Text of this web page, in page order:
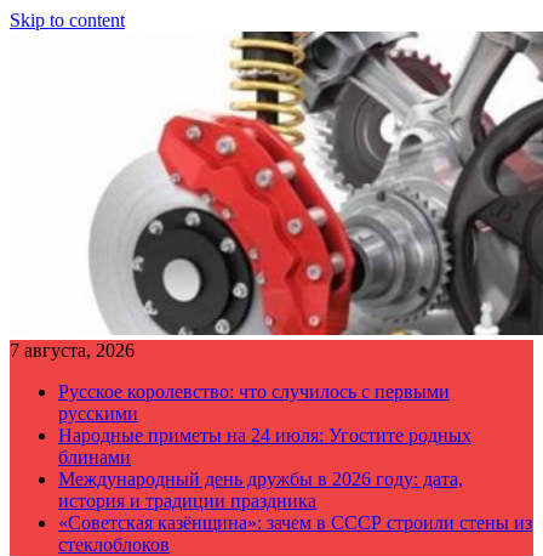
Skip to content
7 августа, 2026
Русское королевство: что случилось с первыми
русскими
Народные приметы на 24 июля: Угостите родных
блинами
Международный день дружбы в 2026 году: дата,
история и традиции праздника
«Советская казёнщина»: зачем в СССР строили стены из
стеклоблоков